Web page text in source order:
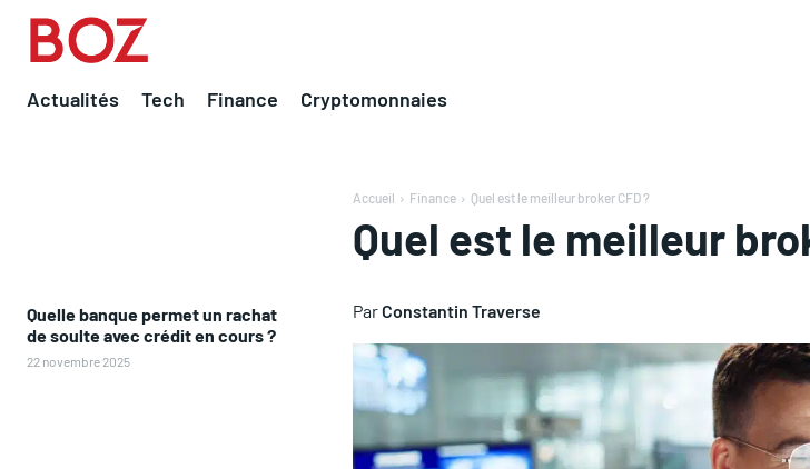
Actualités Tech Finance Cryptomonnaies
Quelle banque permet un rachat
de soulte avec crédit en cours ?
22 novembre 2025
Accueil Finance Quel est le meilleur broker CFD ?
Quel est le meilleur
ParConstantin Traverse